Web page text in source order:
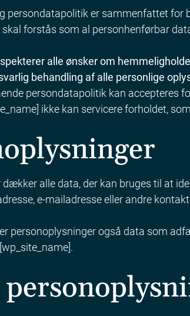
persondatapolitik er sammenfattet for
forstås som al personhenførbar
alle ønsker om
behandling af alle personlige
persondatapolitik kan accepteres
ikke kan servicere forholdet,
alle data, der kan bruges til at
e-mailadresse eller andre
personoplysninger også data som